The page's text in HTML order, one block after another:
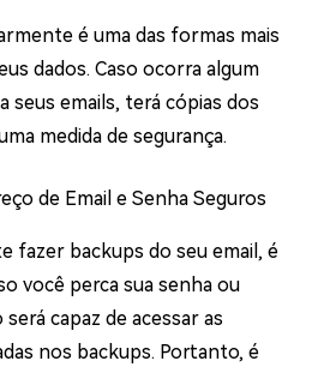
é uma das formas mais
dados. Caso ocorra algum
seus emails, terá cópias dos
medida de segurança.
de Email e Senha Seguros
fazer backups do seu email, é
você perca sua senha ou
capaz de acessar as
nos backups. Portanto, é